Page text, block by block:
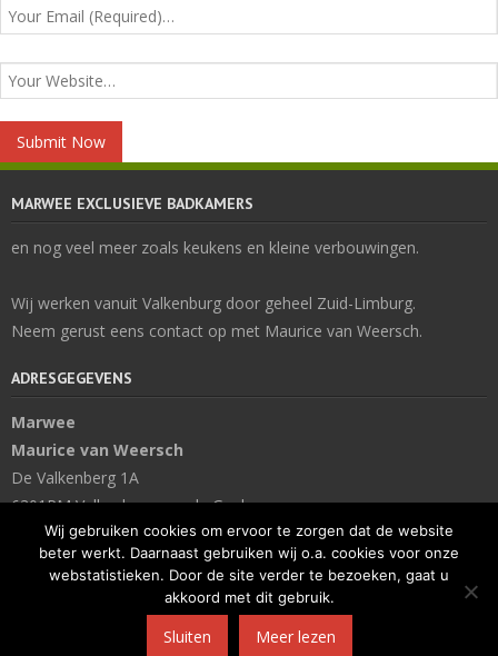
MARWEE EXCLUSIEVE BADKAMERS
en nog veel meer zoals keukens en kleine verbouwingen.
Wij werken vanuit Valkenburg door geheel Zuid-Limburg.
Neem gerust eens contact op met Maurice van Weersch.
ADRESGEGEVENS
Marwee
Maurice van Weersch
De Valkenberg 1A
6301PM Valkenburg aan de Geul
t: 06-46 26 77 44
info@marwee.nl
Think Up Themes Ltd . Powered byWordPress
Wij gebruiken cookies om ervoor te zorgen dat de website
beter werkt. Daarnaast gebruiken wij o.a. cookies voor onze
webstatistieken. Door de site verder te bezoeken, gaat u
akkoord met dit gebruik.
Sluiten Meer lezen